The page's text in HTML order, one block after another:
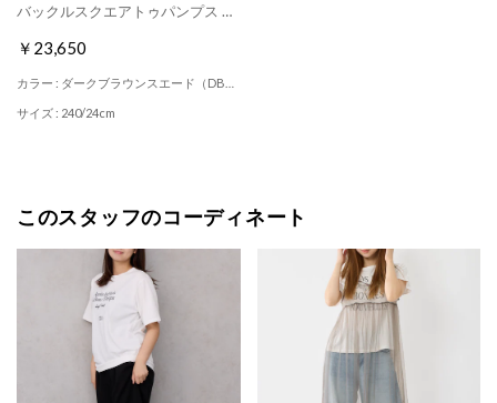
バックルスクエアトゥパンプス （ダークブラウンスエード）
￥23,650
サイズ : 240/24cm
このスタッフのコーディネート